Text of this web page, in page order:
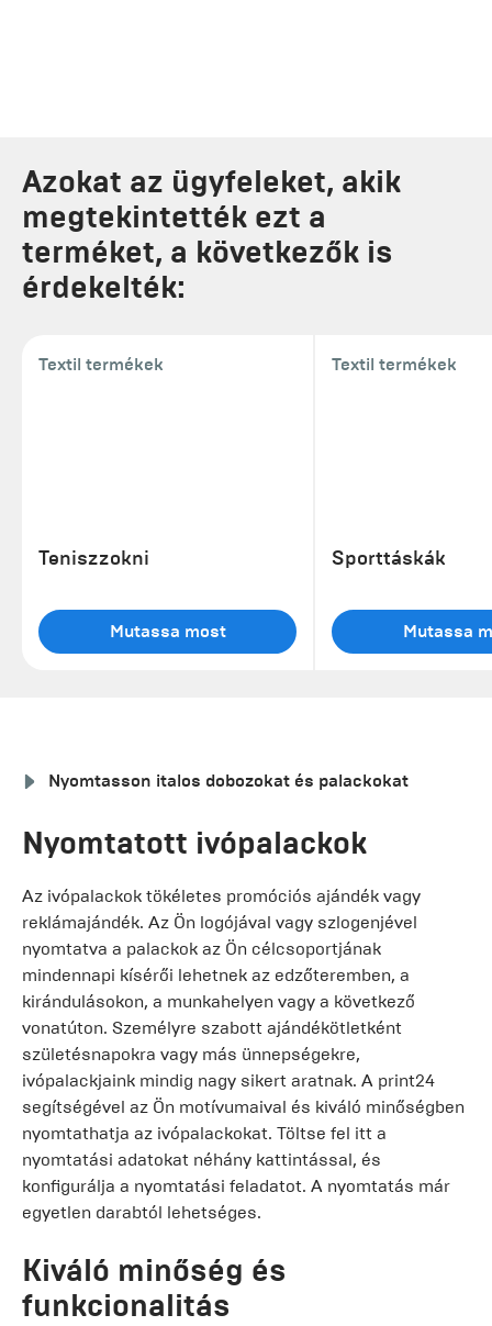
Azokat az ügyfeleket, akik
megtekintették ezt a
terméket, a következők is
érdekelték:
Textil termékek
Teniszzokni
Mutassa most
Textil termékek
Sporttáskák
Mutassa
Nyomtasson italos dobozokat és palackokat
Nyomtatott ivópalackok
Az ivópalackok tökéletes promóciós ajándék vagy
reklámajándék. Az Ön logójával vagy szlogenjével
nyomtatva a palackok az Ön célcsoportjának
mindennapi kísérői lehetnek az edzőteremben, a
kirándulásokon, a munkahelyen vagy a következő
vonatúton. Személyre szabott ajándékötletként
születésnapokra vagy más ünnepségekre,
ivópalackjaink mindig nagy sikert aratnak. A print24
segítségével az Ön motívumaival és kiváló minőségben
nyomtathatja az ivópalackokat. Töltse fel itt a
nyomtatási adatokat néhány kattintással, és
konfigurálja a nyomtatási feladatot. A nyomtatás már
egyetlen darabtól lehetséges.
Kiváló minőség és
funkcionalitás